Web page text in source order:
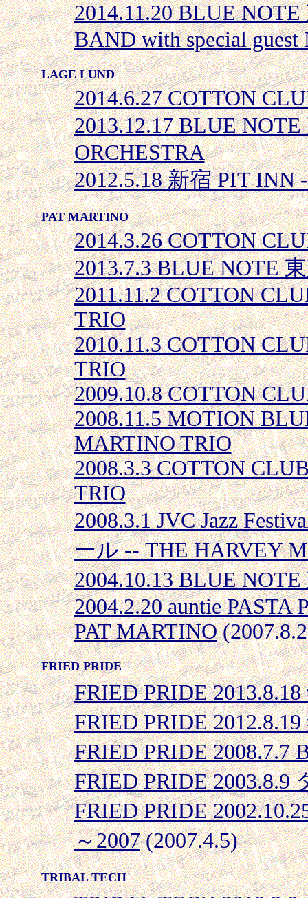
2014.11.20 BLUE
BAND with special
LAGE LUND
2014.6.27 COTTON
2013.12.17 BLUE
ORCHESTRA
2012.5.18 新宿 PIT INN
PAT MARTINO
2014.3.26 COTTON
2013.7.3 BLUE NOTE
2011.11.2 COTTON
TRIO
2010.11.3 COTTON
TRIO
2009.10.8 COTTON
2008.11.5 MOTION
MARTINO TRIO
2008.3.3 COTTON
TRIO
2008.3.1 JVC Jazz
ール -- THE HARVEY
2004.10.13 BLUE
2004.2.20 auntie PASTA
PAT MARTINO
FRIED PRIDE
FRIED PRIDE
FRIED PRIDE
FRIED PRIDE 2008.7.7
FRIED PRIDE
FRIED PRIDE
～2007(2007.4.5)
TRIBAL TECH